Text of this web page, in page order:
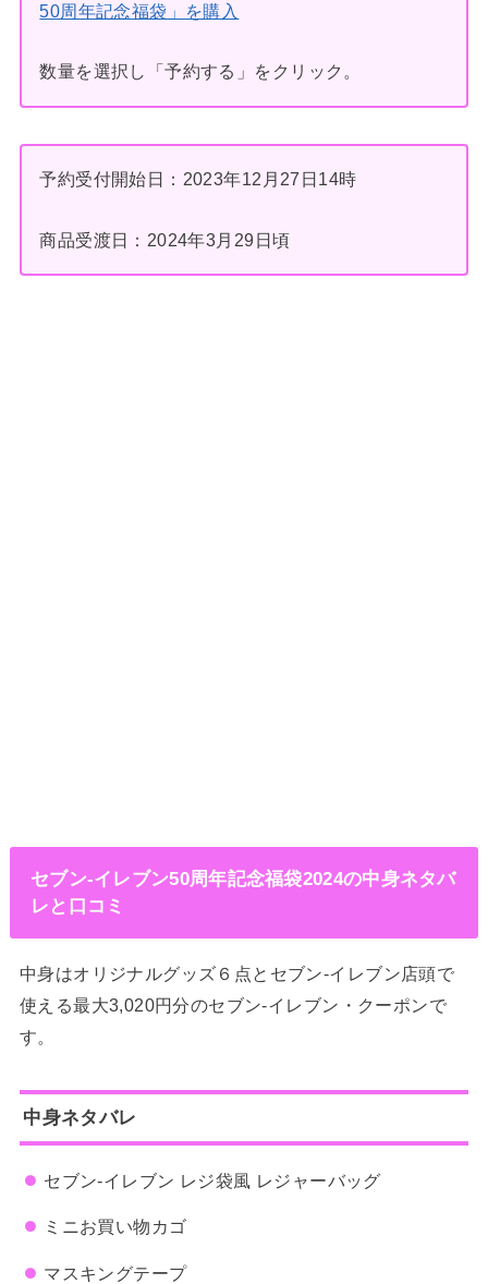
50周年記念福袋」を購入
数量を選択し「予約する」をクリック。
予約受付開始日：2023年12月27日14時
商品受渡日：2024年3月29日頃
セブン‐イレブン50周年記念福袋2024の中身ネタバ
レと口コミ
中身はオリジナルグッズ６点とセブン‐イレブン店頭で
使える最大3,020円分のセブン‐イレブン・クーポンで
す。
中身ネタバレ
セブン‐イレブン レジ袋風 レジャーバッグ
ミニお買い物カゴ
マスキングテープ